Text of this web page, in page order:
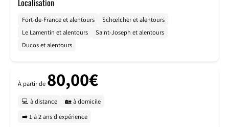
Localisation
Fort-de-France et alentours
Schœlcher et alentours
Le Lamentin et alentours
Saint-Joseph et alentours
Ducos et alentours
À partir de 80,00€
💻 à distance
🏡 à domicile
➡️ 1 à 2 ans d'expérience